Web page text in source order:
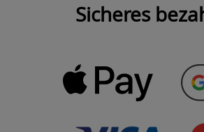
Sicheres